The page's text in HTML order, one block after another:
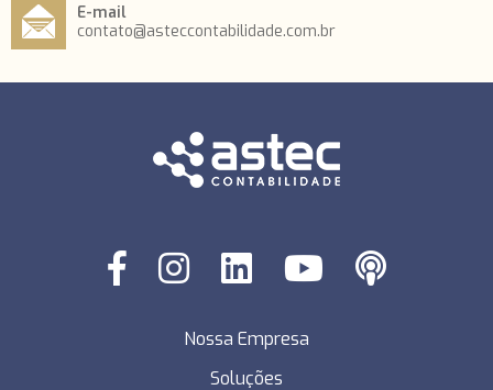
E-mail
contato@asteccontabilidade.com.br
Nossa Empresa
Soluções